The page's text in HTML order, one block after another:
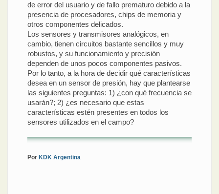
de error del usuario y de fallo prematuro debido a la
presencia de procesadores, chips de memoria y
otros componentes delicados.
Los sensores y transmisores analógicos, en
cambio, tienen circuitos bastante sencillos y muy
robustos, y su funcionamiento y precisión
dependen de unos pocos componentes pasivos.
Por lo tanto, a la hora de decidir qué características
desea en un sensor de presión, hay que plantearse
las siguientes preguntas: 1) ¿con qué frecuencia se
usarán?; 2) ¿es necesario que estas
características estén presentes en todos los
sensores utilizados en el campo?
Por KDK Argentina